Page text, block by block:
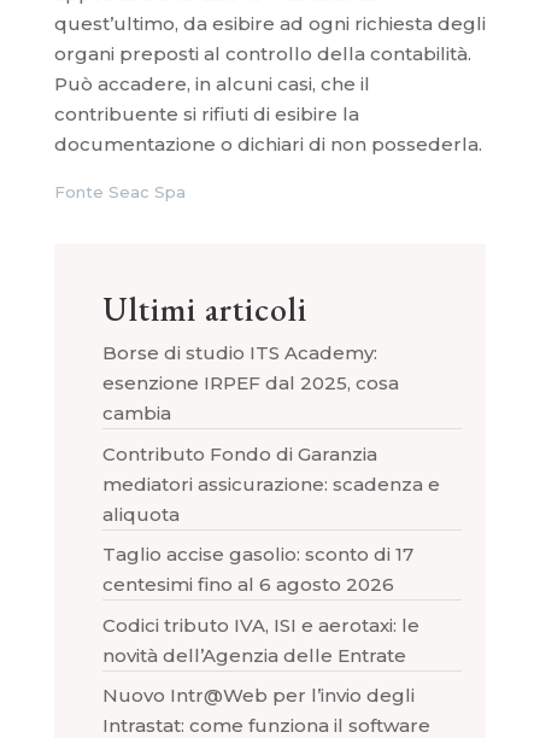
quest’ultimo, da esibire ad ogni richiesta degli
organi preposti al controllo della contabilità.
Può accadere, in alcuni casi, che il
contribuente si rifiuti di esibire la
documentazione o dichiari di non possederla.
Fonte Seac Spa
Ultimi articoli
Borse di studio ITS Academy:
esenzione IRPEF dal 2025, cosa
cambia
Contributo Fondo di Garanzia
mediatori assicurazione: scadenza e
aliquota
Taglio accise gasolio: sconto di 17
centesimi fino al 6 agosto 2026
Codici tributo IVA, ISI e aerotaxi: le
novità dell’Agenzia delle Entrate
Nuovo Intr@Web per l’invio degli
Intrastat: come funziona il software